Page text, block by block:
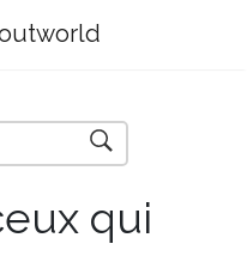
qui